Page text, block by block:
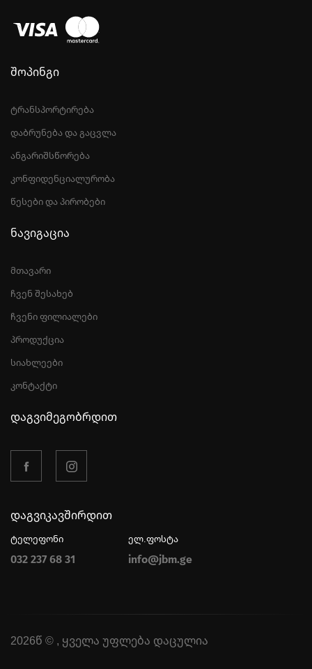
შოპინგი
ტრანსპორტირება
დაბრუნება და გაცვლა
ანგარიშსწორება
კონფიდენციალურობა
წესები და პირობები
ნავიგაცია
მთავარი
ჩვენ შესახებ
ჩვენი ფილიალები
პროდუქცია
სიახლეები
კონტაქტი
დაგვიმეგობრდით
დაგვიკავშირდით
ტელეფონი
032 237 68 31
ელ.ფოსტა
info@jbm.ge
2026წ © , ყველა უფლება დაცულია